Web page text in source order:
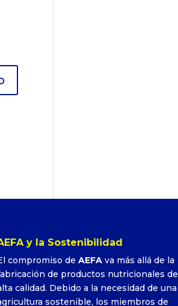
y la Sostenibilidad
compromiso de AEFAva más allá de la
de productos nutricionales de
calidad. Debido a la necesidad de una
sostenible, los miembros de